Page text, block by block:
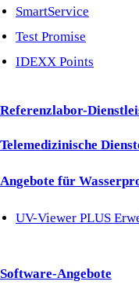
SmartService
Test Promise
IDEXX Points
Referenzlabor-
Telemedizinische
Angebote für
UV-Viewer PLUS
Software-Angebote